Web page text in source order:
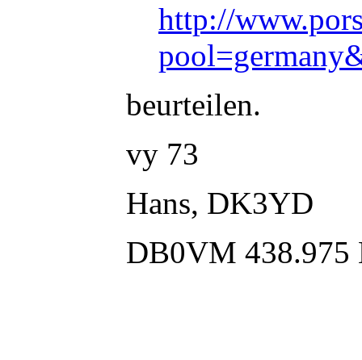
http://
beurteilen.
vy 73
Hans, DK3YD
DB0VM 438.975